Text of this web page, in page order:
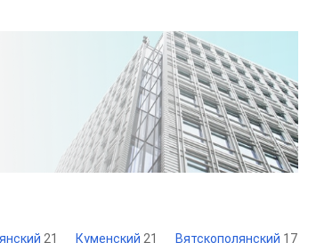
21 Куменский 21 Вятскополянский 17